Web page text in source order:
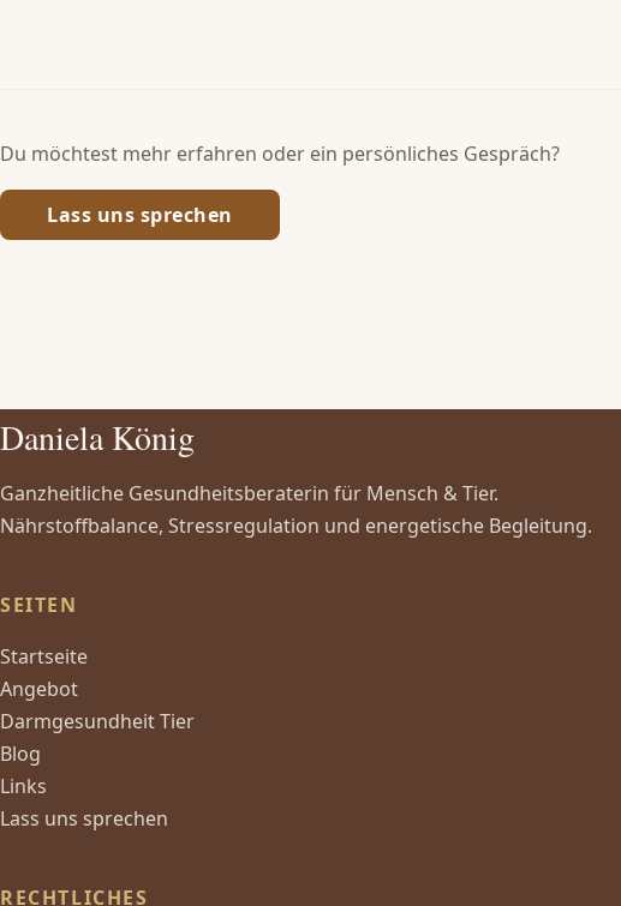
Du möchtest mehr erfahren oder ein persönliches Gespräch?
Lass uns sprechen
Daniela König
Ganzheitliche Gesundheitsberaterin für Mensch & Tier.
Nährstoffbalance, Stressregulation und energetische Begleitung.
SEITEN
Startseite
Angebot
Darmgesundheit Tier
Blog
Links
Lass uns sprechen
RECHTLICHES